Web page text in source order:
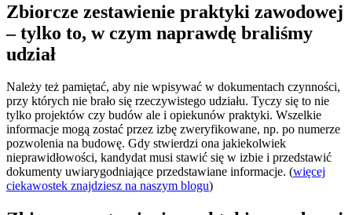
Zbiorcze zestawienie praktyki zawodowej
– tylko to, w czym naprawdę braliśmy
udział
Należy też pamiętać, aby nie wpisywać w dokumentach czynności,
przy których nie brało się rzeczywistego udziału. Tyczy się to nie
tylko projektów czy budów ale i opiekunów praktyki. Wszelkie
informacje mogą zostać przez izbę zweryfikowane, np. po numerze
pozwolenia na budowę. Gdy stwierdzi ona jakiekolwiek
nieprawidłowości, kandydat musi stawić się w izbie i przedstawić
dokumenty uwiarygodniające przedstawiane informacje. (więcej
ciekawostek znajdziesz na naszym blogu)